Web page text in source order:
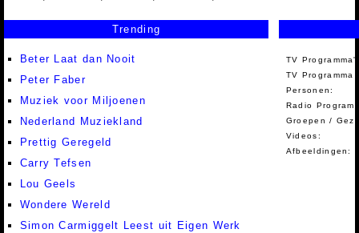
Trending
Beter Laat dan Nooit
Peter Faber
Muziek voor Miljoenen
Nederland Muziekland
Prettig Geregeld
Carry Tefsen
Lou Geels
Wondere Wereld
Simon Carmiggelt Leest uit Eigen Werk
TV
TV Programma
Personen:
Radio
Groepen /
Videos:
Afbeeldingen: